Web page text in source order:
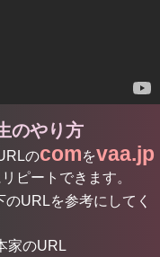
のやり方
のcomをvaa.jp
ピートできます。
のURLを参考にしてく
家のURL